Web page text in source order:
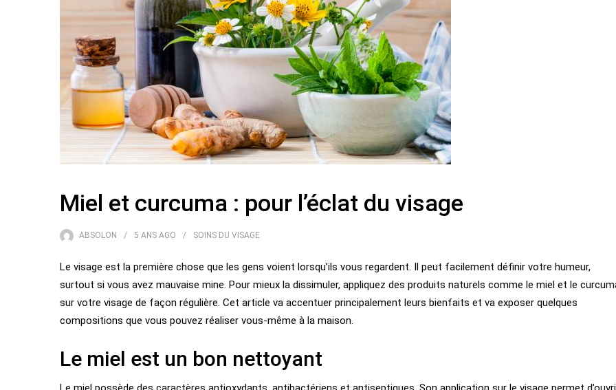
Miel et curcuma : pour l’éclat du visage
ABSOLON 5 ANS AGO SOINS DU VISAGE
Le visage est la première chose que les gens voient lorsqu’ils vous regardent. Il peut facilement définir votre humeur,
surtout si vous avez mauvaise mine. Pour mieux la dissimuler, appliquez des produits naturels comme le miel et le
sur votre visage de façon régulière. Cet article va accentuer principalement leurs bienfaits et va exposer quelques
compositions que vous pouvez réaliser vous-même à la maison.
Le miel est un bon nettoyant